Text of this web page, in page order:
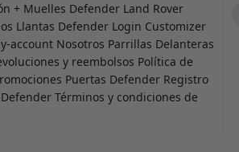
+ Muelles Defender Land Rover
Llantas Defender Login Customizer
account Nosotros Parrillas Delanteras
y reembolsos Política de
Puertas Defender Registro
Términos y condiciones de